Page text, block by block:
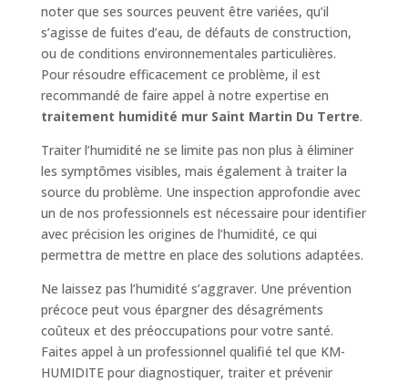
noter que ses sources peuvent être variées, qu’il
s’agisse de fuites d’eau, de défauts de construction,
ou de conditions environnementales particulières.
Pour résoudre efficacement ce problème, il est
recommandé de faire appel à notre expertise en
traitement humidité mur Saint Martin Du Tertre.
Traiter l’humidité ne se limite pas non plus à éliminer
les symptômes visibles, mais également à traiter la
source du problème. Une inspection approfondie avec
un de nos professionnels est nécessaire pour identifier
avec précision les origines de l’humidité, ce qui
permettra de mettre en place des solutions adaptées.
Ne laissez pas l’humidité s’aggraver. Une prévention
précoce peut vous épargner des désagréments
coûteux et des préoccupations pour votre santé.
Faites appel à un professionnel qualifié tel que KM-
HUMIDITE pour diagnostiquer, traiter et prévenir